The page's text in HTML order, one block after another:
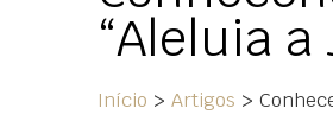
“Aleluia
Início > Artigos >